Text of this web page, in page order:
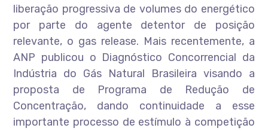
liberação progressiva de volumes do energético
por parte do agente detentor de posição
relevante, o gas release. Mais recentemente, a
ANP publicou o Diagnóstico Concorrencial da
Indústria do Gás Natural Brasileira visando a
proposta de Programa de Redução de
Concentração, dando continuidade a esse
importante processo de estímulo à competição